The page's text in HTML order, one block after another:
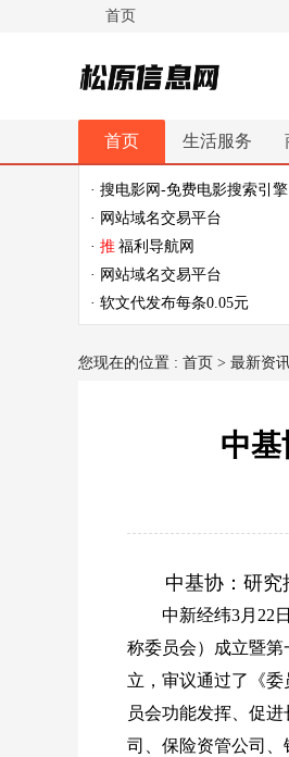
首页
松原信息网
首页 生活服务
休闲娱乐 体育健身
· 搜电影网-免费电影搜索引擎
· 网站域名交易平台
· 推 福利导航网
· 网站域名交易平台
· 软文代发布每条0.05元
您现在的位置 : 首页 > 最新资
中
中基协：研
中新经纬3月22日
称委员会）成立暨
立，审议通过了《
员会功能发挥、促
司、保险资管公司